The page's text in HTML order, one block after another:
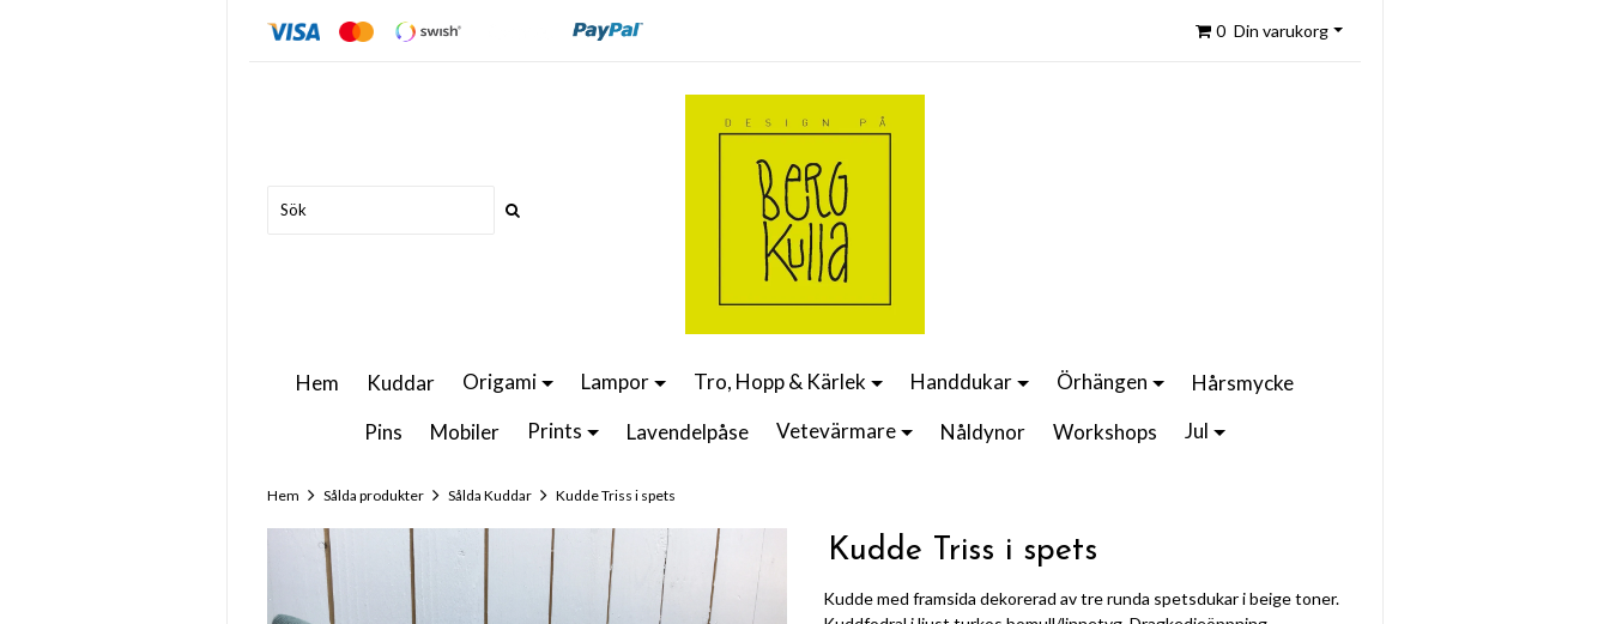
0 Din varukorg
Hem Kuddar Origami Lampor Tro, Hopp & Kärlek Handdukar Örhängen
Hårsmycke
Pins
Mobiler Prints Lavendelpåse Vetevärmare Nåldynor Workshops Jul
Hem Sålda produkter Sålda Kuddar Kudde Triss i spets
Kudde Triss i spets
Kudde med framsida dekorerad av tre runda spetsdukar i beige toner.